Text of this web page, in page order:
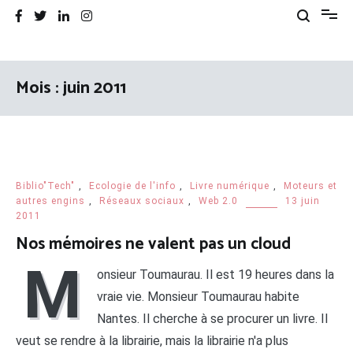
Mois :juin 2011
Biblio"Tech" Ecologie de l'info Livre numérique
Moteurs et
autres engins
Réseaux sociaux Web 2.0
13 juin
2011
Nos mémoires ne valent pas un cloud
M
onsieur Toumaurau. Il est 19 heures dans la
vraie vie. Monsieur Toumaurau habite
Nantes. Il cherche à se procurer un livre. Il
veut se rendre à la librairie, mais la librairie n'a plus